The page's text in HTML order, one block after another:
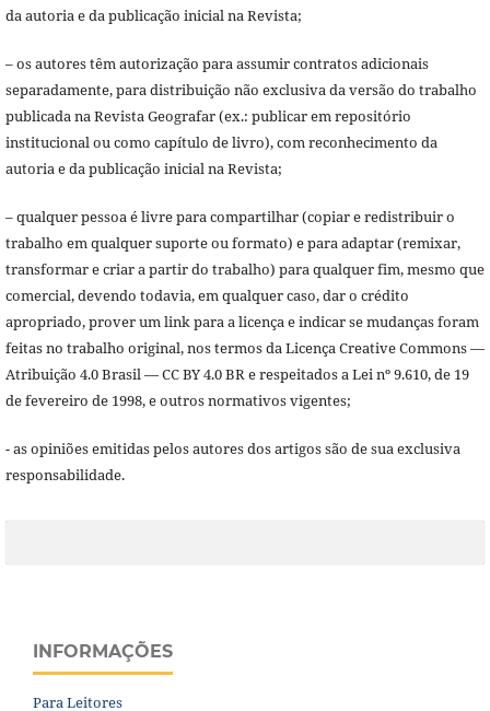
da autoria e da publicação inicial na Revista;
– os autores têm autorização para assumir contratos adicionais
separadamente, para distribuição não exclusiva da versão do trabalho
publicada na Revista Geografar (ex.: publicar em repositório
institucional ou como capítulo de livro), com reconhecimento da
autoria e da publicação inicial na Revista;
– qualquer pessoa é livre para compartilhar (copiar e redistribuir o
trabalho em qualquer suporte ou formato) e para adaptar (remixar,
transformar e criar a partir do trabalho) para qualquer fim, mesmo que
comercial, devendo todavia, em qualquer caso, dar o crédito
apropriado, prover um link para a licença e indicar se mudanças foram
feitas no trabalho original, nos termos da Licença Creative Commons —
Atribuição 4.0 Brasil — CC BY 4.0 BR e respeitados a Lei nº 9.610, de 19
de fevereiro de 1998, e outros normativos vigentes;
- as opiniões emitidas pelos autores dos artigos são de sua exclusiva
responsabilidade.
INFORMAÇÕES
Para Leitores